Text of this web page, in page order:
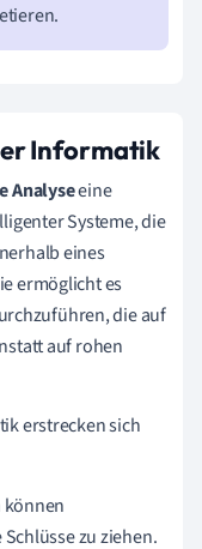
Informatik
Analyseeine
Systeme, die
eines
ermöglicht es
die auf
auf rohen
erstrecken sich
zu ziehen.